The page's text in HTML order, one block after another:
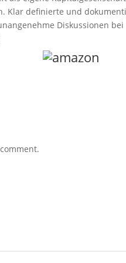
Klar definierte und
Diskussionen